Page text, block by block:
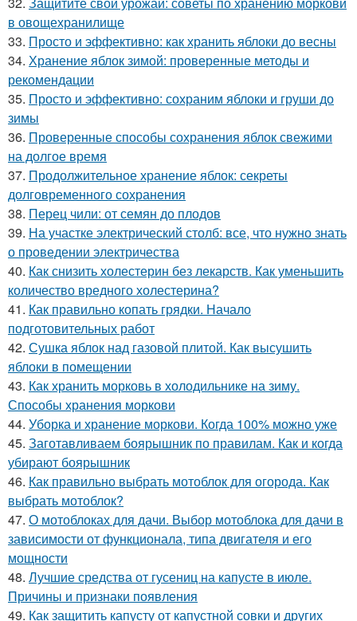
в овощехранилище
33. Просто и эффективно: как хранить яблоки до весны
34. Хранение яблок зимой: проверенные методы и
рекомендации
35. Просто и эффективно: сохраним яблоки и груши до
зимы
36. Проверенные способы сохранения яблок свежими
на долгое время
37. Продолжительное хранение яблок: секреты
долговременного сохранения
38. Перец чили: от семян до плодов
39. На участке электрический столб: все, что нужно знать
о проведении электричества
40. Как снизить холестерин без лекарств. Как уменьшить
количество вредного холестерина?
41. Как правильно копать грядки. Начало
подготовительных работ
42. Сушка яблок над газовой плитой. Как высушить
яблоки в помещении
43. Как хранить морковь в холодильнике на зиму.
Способы хранения моркови
44. Уборка и хранение моркови. Когда 100% можно уже
45. Заготавливаем боярышник по правилам. Как и когда
убирают боярышник
46. Как правильно выбрать мотоблок для огорода. Как
выбрать мотоблок?
47. О мотоблоках для дачи. Выбор мотоблока для дачи в
зависимости от функционала, типа двигателя и его
мощности
48. Лучшие средства от гусениц на капусте в июле.
Причины и признаки появления
49. Как защитить капусту от капустной совки и других